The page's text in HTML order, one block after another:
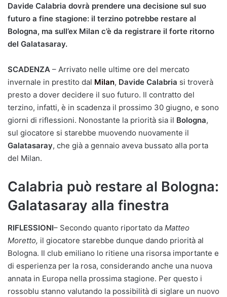
Davide Calabria dovrà prendere una decisione sul suo
futuro a fine stagione: il terzino potrebbe restare al
Bologna, ma sull’ex Milan c’è da registrare il forte ritorno
del Galatasaray.
SCADENZA – Arrivato nelle ultime ore del mercato
invernale in prestito dal Milan, Davide Calabria si troverà
presto a dover decidere il suo futuro. Il contratto del
terzino, infatti, è in scadenza il prossimo 30 giugno, e sono
giorni di riflessioni. Nonostante la priorità sia il Bologna,
sul giocatore si starebbe muovendo nuovamente il
Galatasaray, che già a gennaio aveva bussato alla porta
del Milan.
Calabria può restare al Bologna:
Galatasaray alla finestra
RIFLESSIONI– Secondo quanto riportato da Matteo
Moretto, il giocatore starebbe dunque dando priorità al
Bologna. Il club emiliano lo ritiene una risorsa importante e
di esperienza per la rosa, considerando anche una nuova
annata in Europa nella prossima stagione. Per questo i
rossoblu stanno valutando la possibilità di siglare un nuovo